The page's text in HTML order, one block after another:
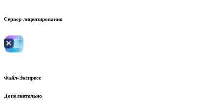
Сервер лицензирования
Файл-Экспресс
Дополнительно